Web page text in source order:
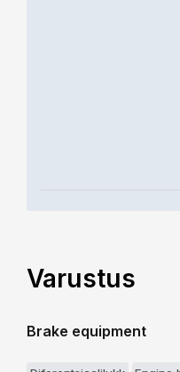
Varustus
Brake equipment